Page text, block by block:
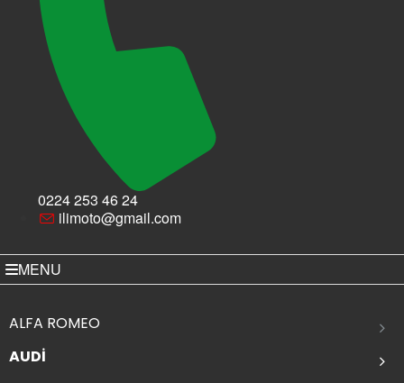
0224 253 46 24
ilimoto@gmail.com
MENU
ALFA ROMEO
AUDİ